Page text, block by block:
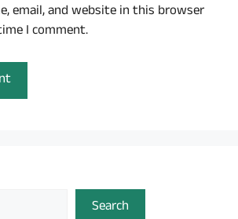
email, and website in this browser
I comment.
Search